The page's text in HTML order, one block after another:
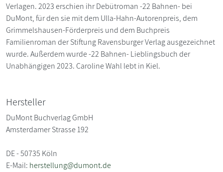
Verlagen. 2023 erschien ihr Debütroman -22 Bahnen- bei
DuMont, für den sie mit dem Ulla-Hahn-Autorenpreis, dem
Grimmelshausen-Förderpreis und dem Buchpreis
Familienroman der Stiftung Ravensburger Verlag ausgezeichnet
wurde. Außerdem wurde -22 Bahnen- Lieblingsbuch der
Unabhängigen 2023. Caroline Wahl lebt in Kiel.
Hersteller
DuMont Buchverlag GmbH
Amsterdamer Strasse 192
DE - 50735 Köln
E-Mail: herstellung@dumont.de